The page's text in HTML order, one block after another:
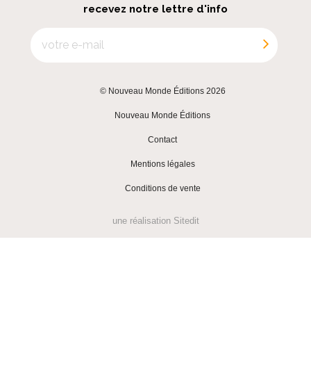
recevez notre lettre d'info
© Nouveau Monde Éditions 2026
Nouveau Monde Éditions
Contact
Mentions légales
Conditions de vente
une réalisation Sitedit